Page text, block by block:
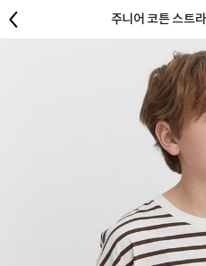
주니어 코튼 스트